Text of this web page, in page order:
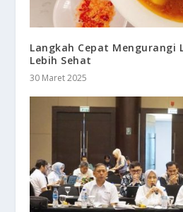
Langkah Cepat Mengurangi
Lebih Sehat
30 Maret 2025